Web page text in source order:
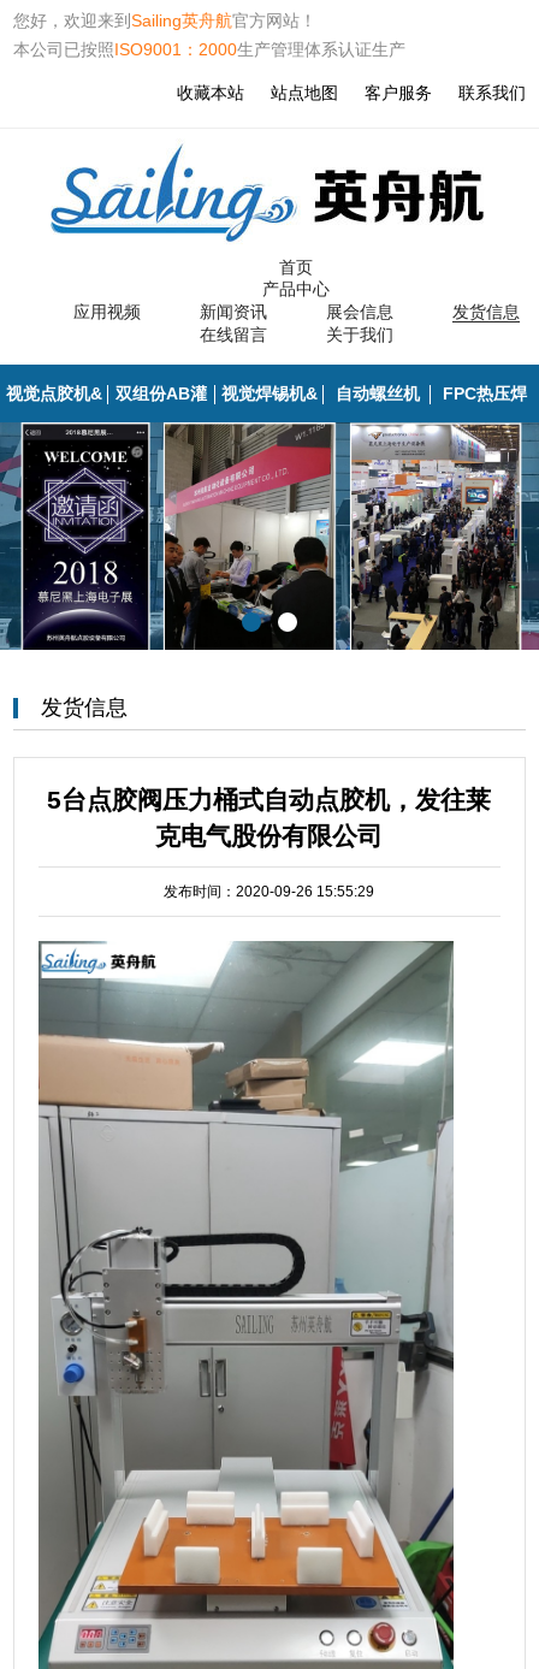
您好，欢迎来到Sailing英舟航官方网站！
本公司已按照ISO9001：2000生产管理体系认证生产
收藏本站 站点地图 客户服务 联系我们
首页
产品中心
应用视频
新闻资讯 展会信息
发货信息
在线留言
关于我们
视觉点胶机&
胶路检测
双组份AB灌
胶机
视觉焊锡机&
焊点检测
自动螺丝机
（锁付）
FPC热压焊
（哈巴机）
发货信息
5台点胶阀压力桶式自动点胶机，发往莱
克电气股份有限公司
发布时间：2020-09-26 15:55:29